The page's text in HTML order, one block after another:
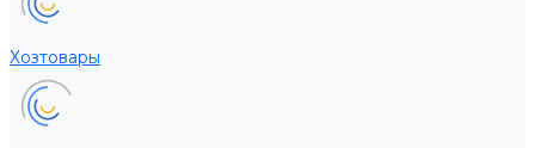
Хозтовары